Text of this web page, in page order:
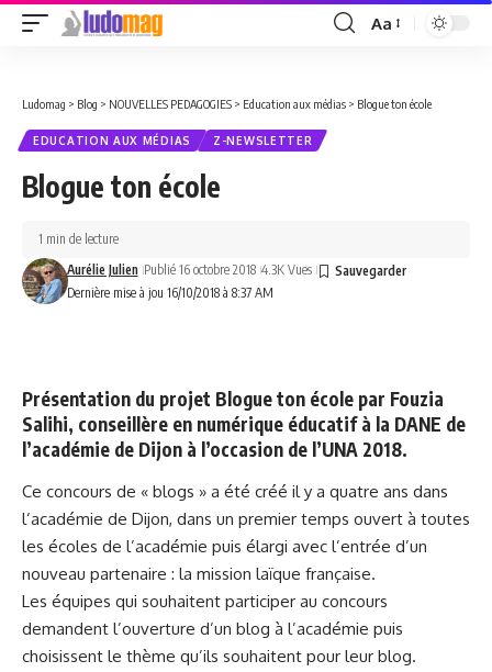
Font
Aa
Ludomag > Blog > NOUVELLES PEDAGOGIES > Education aux médias > Blogue ton école
EDUCATION AUX MÉDIAS Z-NEWSLETTER
Blogue ton école
Dernière mise à jou 16/10/2018 à 8:37 AM
Aurélie Julien Publié 16 octobre 2018 4.3K Vues
1 min de lecture
Présentation du projet Blogue ton école par Fouzia
Salihi, conseillère en numérique éducatif à la DANE de
l’académie de Dijon à l’occasion de l’UNA 2018.
Ce concours de « blogs » a été créé il y a quatre ans dans
l’académie de Dijon, dans un premier temps ouvert à toutes
les écoles de l’académie puis élargi avec l’entrée d’un
nouveau partenaire : la mission laïque française.
Les équipes qui souhaitent participer au concours
demandent l’ouverture d’un blog à l’académie puis
choisissent le thème qu’ils souhaitent pour leur blog.